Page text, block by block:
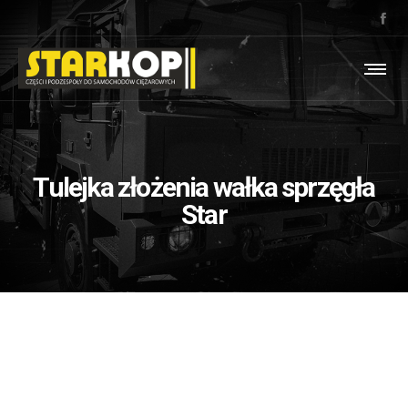
Tulejka złożenia wałka sprzęgła
Star